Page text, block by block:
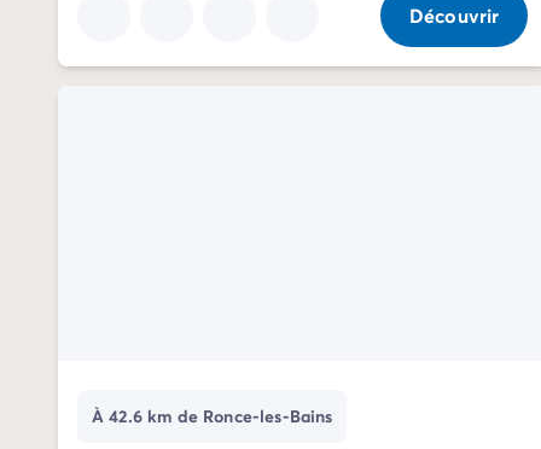
Camping Valence
Camping Florence
Découvrir
À 42.6 km de Ronce-les-Bains